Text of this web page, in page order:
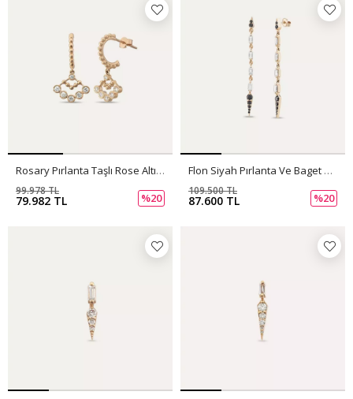
Rosary Pırlanta Taşlı Rose Altın Küpe
79.982 TL
99.978 TL
%20
Flon Siyah Pırlanta Ve Baget Pırlanta Taşlı Küpe
87.600 TL
109.500 TL
%20